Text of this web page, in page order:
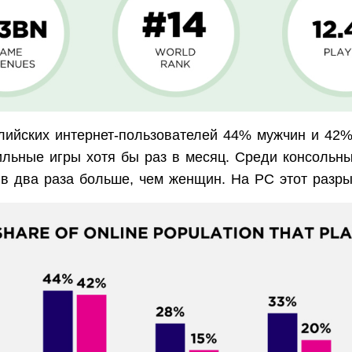
интернет-пользователей 44% мужчин и
игры хотя бы раз в месяц. Среди
два раза больше, чем женщин. На PC этот